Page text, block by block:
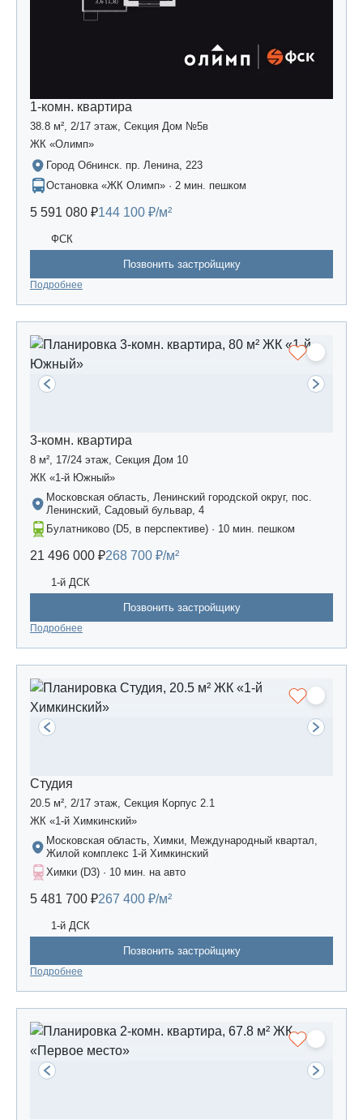
1-комн. квартира
38.8 м², 2/17 этаж, Секция Дом №5в
ЖК «Олимп»
Город Обнинск. пр. Ленина, 223
Остановка «ЖК Олимп» · 2 мин. пешком
5 591 080 ₽144 100 ₽/м²
ФСК
Позвонить застройщику
Подробнее
3-комн. квартира
8 м², 17/24 этаж, Секция Дом 10
ЖК «1-й Южный»
Московская область, Ленинский городской округ, пос.
Ленинский, Садовый бульвар, 4
Булатниково (D5, в перспективе) · 10 мин. пешком
21 496 000 ₽268 700 ₽/м²
1-й ДСК
Позвонить застройщику
Подробнее
Студия
20.5 м², 2/17 этаж, Секция Корпус 2.1
ЖК «1-й Химкинский»
Московская область, Химки, Международный квартал,
Жилой комплекс 1-й Химкинский
Химки (D3) · 10 мин. на авто
5 481 700 ₽267 400 ₽/м²
1-й ДСК
Позвонить застройщику
Подробнее